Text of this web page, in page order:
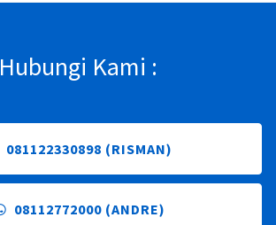
Hubungi Kami :
081122330898 (RISMAN)
08112772000 (ANDRE)